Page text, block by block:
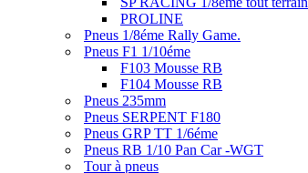
PROLINE
Pneus 1/8éme Rally Game.
Pneus F1 1/10éme
F103 Mousse RB
F104 Mousse RB
Pneus 235mm
Pneus SERPENT F180
Pneus GRP TT 1/6éme
Pneus RB 1/10 Pan Car -WGT
Tour à pneus